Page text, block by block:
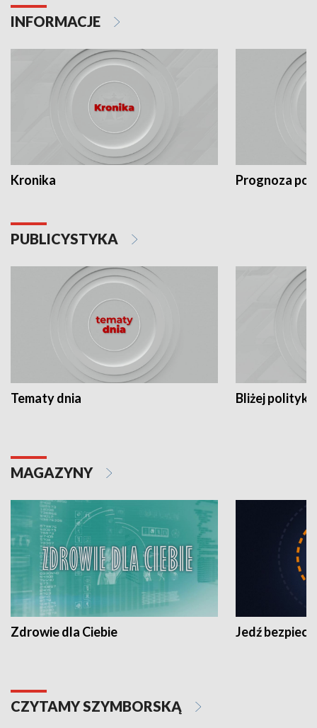
INFORMACJE
Kronika Prognoza
PUBLICYSTYKA
Tematy dnia Bliżej polityki
MAGAZYNY
Zdrowie dla Ciebie Jedź
CZYTAMY SZYMBORSKĄ